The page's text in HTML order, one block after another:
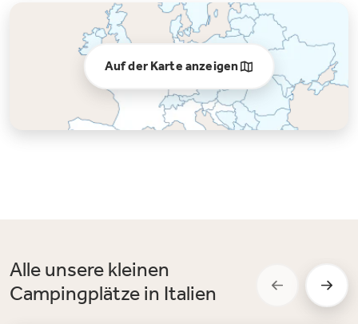
Auf der Karte anzeigen
Alle unsere kleinen
Campingplätze in Italien